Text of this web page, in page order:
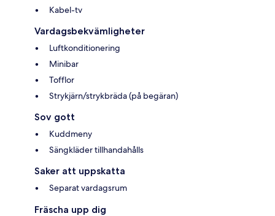
Kabel-tv
Vardagsbekvämligheter
Luftkonditionering
Minibar
Tofflor
Strykjärn/strykbräda (på begäran)
Sov gott
Kuddmeny
Sängkläder tillhandahålls
Saker att uppskatta
Separat vardagsrum
Fräscha upp dig